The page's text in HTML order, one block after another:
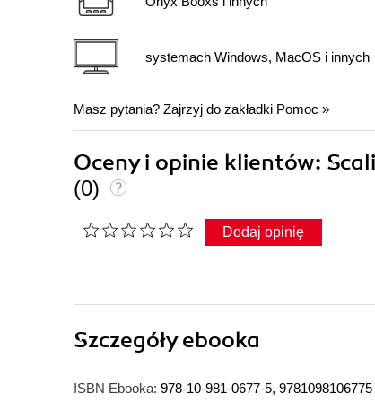
systemach Windows, MacOS i innych
Masz pytania? Zajrzyj do zakładki Pomoc »
Oceny i opinie klientów:
(0)
Dodaj opinię
Szczegółyebooka
ISBN Ebooka: 978-10-981-0677-5, 9781098106775